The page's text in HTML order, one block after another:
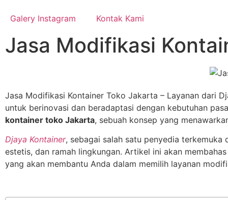
Galery Instagram Kontak Kami
Jasa Modifikasi
Jasa Modifikasi Kontainer Toko Jakarta – Layanan dari
untuk berinovasi dan beradaptasi dengan kebutuhan
kontainer toko Jakarta, sebuah konsep yang
Djaya Kontainer, sebagai salah satu penyedia
estetis, dan ramah lingkungan. Artikel ini akan
yang akan membantu Anda dalam memilih layanan